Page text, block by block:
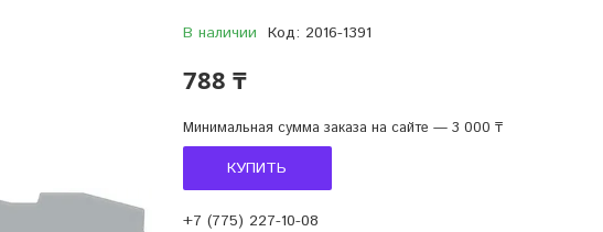
В наличии Код: 2016-1391
788 ₸
Минимальная сумма заказа на сайте — 3 000 ₸
КУПИТЬ
+7 (775) 227-10-08